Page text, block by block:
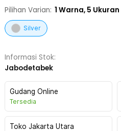
Pilihan Varian: 1 Warna, 5 Ukuran
Silver
Informasi Stok:
Jabodetabek
Gudang Online
Tersedia
Toko Jakarta Utara